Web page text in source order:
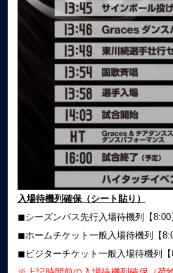
入場待機列確保（シート貼り）
◼︎シーズンパス先行入場待機列【8:00
◼︎ホームチケット一般入場待機列【
◼︎ビジターチケット一般入場待機列【